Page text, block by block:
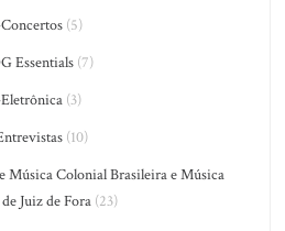
(5)
Essentials(7)
(3)
(10)
Música Colonial Brasileira e Música
Juiz de Fora (23)